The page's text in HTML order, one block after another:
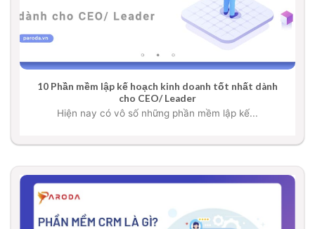
10 Phần mềm lập kế hoạch kinh doanh tốt nhất dành
cho CEO/ Leader
Hiện nay có vô số những phần mềm lập kế...